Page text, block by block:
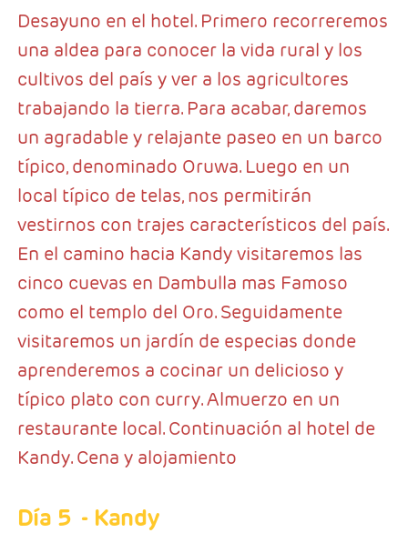
Desayuno en el hotel. Primero recorreremos
una aldea para conocer la vida rural y los
cultivos del país y ver a los agricultores
trabajando la tierra. Para acabar, daremos
un agradable y relajante paseo en un barco
típico, denominado Oruwa. Luego en un
local típico de telas, nos permitirán
vestirnos con trajes característicos del país.
En el camino hacia Kandy visitaremos las
cinco cuevas en Dambulla mas Famoso
como el templo del Oro. Seguidamente
visitaremos un jardín de especias donde
aprenderemos a cocinar un delicioso y
típico plato con curry. Almuerzo en un
restaurante local. Continuación al hotel de
Kandy. Cena y alojamiento
Día 5 - Kandy